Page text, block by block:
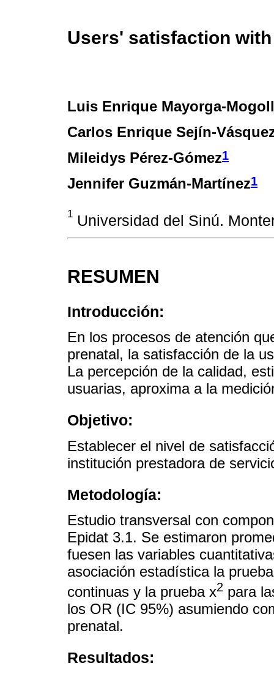
Users' satisfaction
Luis Enrique Mayorga-
Carlos Enrique Sejín-
Mileidys Pérez-Gómez1
Jennifer Guzmán-Martínez1
1 Universidad del Sinú.
RESUMEN
Introducción:
En los procesos de atención
prenatal, la satisfacción de la
La percepción de la calidad,
usuarias, aproxima a la
Objetivo:
Establecer el nivel de
institución prestadora de
Metodología:
Estudio transversal con
Epidat 3.1. Se estimaron
fuesen las variables
asociación estadística la
continuas y la prueba x2 para
los OR (IC 95%) asumiendo
prenatal.
Resultados: